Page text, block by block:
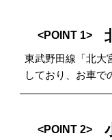
<POINT 1>
東武野田線「北大
しており、お車で
<POINT 2>